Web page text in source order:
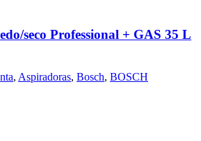
seco Professional + GAS 35 L
, Aspiradoras, Bosch, BOSCH